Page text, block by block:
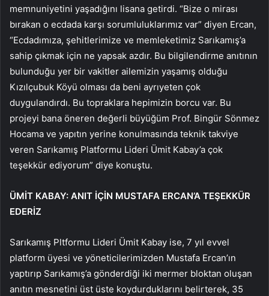
memnuniyetini yaşadığını lisana getirdi. “Bize o mirası
bırakan o ecdada karşı sorumluluklarımız var” diyen Ercan,
“Ecdadımıza, şehitlerimize ve memleketimiz Sarıkamış’a
sahip çıkmak için ne yapsak azdır. Bu bilgilendirme anıtının
bulunduğu yer bir vakitler ailemizin yaşamış olduğu
Kızılçubuk Köyü olması da beni ayrıyeten çok
duygulandırdı. Bu topraklara hepimizin borcu var. Bu
projeyi bana öneren değerli büyüğüm Prof. Bingür Sönmez
Hocama ve yapıtın yerine konulmasında teknik takviye
veren Sarıkamış Platformu Lideri Ümit Kabay’a çok
teşekkür ediyorum” diye konuştu.
ÜMİT KABAY: ANIT İÇİN MUSTAFA ERCAN’A TEŞEKKÜR
EDERİZ
Sarıkamış Pltformu Lideri Ümit Kabay ise, 7 yıl evvel
platform üyesi ve yöneticilerimizden Mustafa Ercan’ın
yaptırıp Sarıkamış’a gönderdiği iki mermer bloktan oluşan
anıtın mesnetini üst üste koydurduklarını belirterek, 35